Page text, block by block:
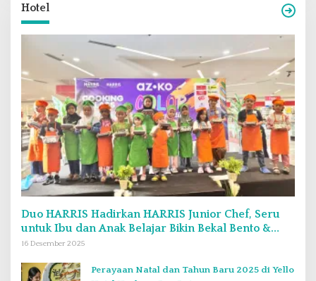
Hotel
Duo HARRIS Hadirkan HARRIS Junior Chef, Seru
untuk Ibu dan Anak Belajar Bikin Bekal Bento &
Kimbab
16 Desember 2025
Perayaan Natal dan Tahun Baru 2025 di Yello